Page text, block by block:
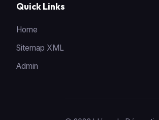
Quick Links
Home
Sitemap XML
Admin